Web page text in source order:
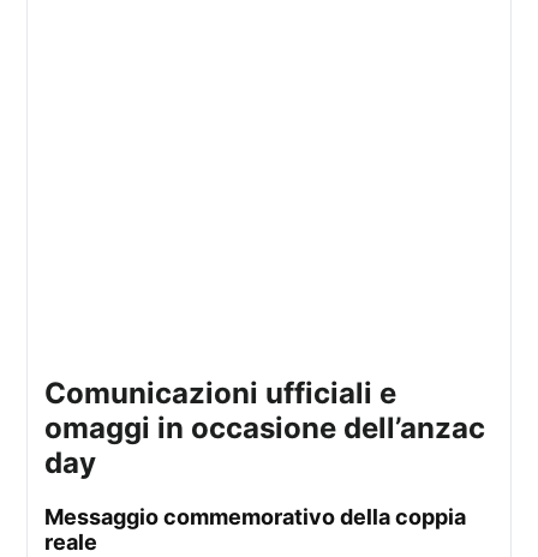
comunicazioni ufficiali e
omaggi in occasione dell’anzac
day
messaggio commemorativo della coppia
reale